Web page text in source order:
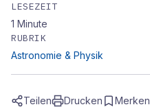
LESEZEIT
1 Minute
RUBRIK
Astronomie & Physik
Teilen Drucken Merken